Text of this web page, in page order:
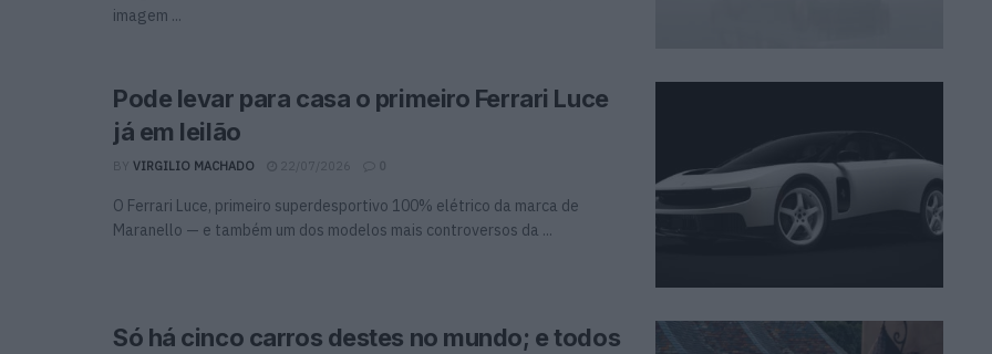
imagem ...
Pode levar para casa o primeiro Ferrari Luce
já em leilão
BY VIRGILIO MACHADO 22/07/2026 0
O Ferrari Luce, primeiro superdesportivo 100% elétrico da marca de
Maranello — e também um dos modelos mais controversos da ...
Só há cinco carros destes no mundo; e todos